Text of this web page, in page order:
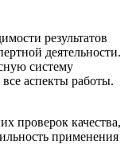
результатов
деятельности.
систему
аспекты работы.
проверок качества,
применения